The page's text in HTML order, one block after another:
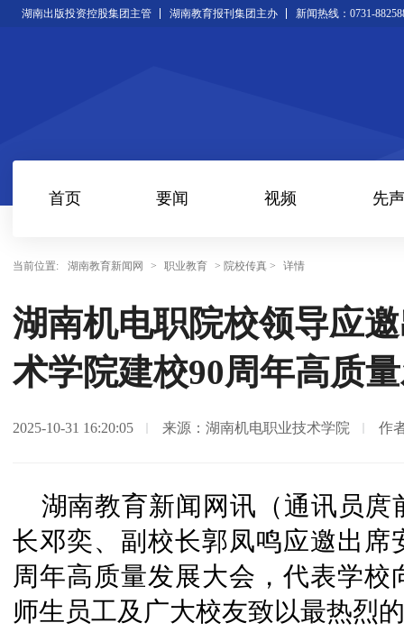
湖南出版投资控股集团主管 湖南教育报刊集团主办 新闻热线：0731-
首页 要闻 视频 先声
当前位置: 湖南教育新闻网 > 职业教育 > 院校传真 > 详情
湖南机电职院校领导应
术学院建校90周年高质
2025-10-31 16:20:05 来源：湖南机电职业技术学院 作
湖南教育新闻网讯（通讯员
长邓奕、副校长郭凤鸣应邀出席
周年高质量发展大会，代表学
师生员工及广大校友致以最热烈